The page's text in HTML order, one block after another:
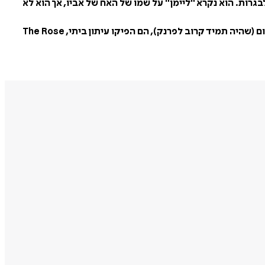
הוא נקרא "ליימן" על שמו של האח של אביו, אך הוא לא
פרנק התחיל לכתוב בגיל צעיר, אולי בגלל עניין שפיתח בתהליך הדפוס. אביו קנה לו מכבש דפוס זול, וביחד עם אחיו הצעיר, הארי קליי באום (שהיה תמיד קרוב לפרנק), הם הפיקו עיתון ביתי, The Rose